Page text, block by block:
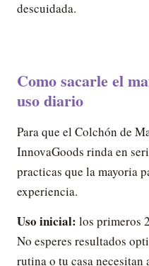
descuidada.
Como sacarle el
uso diario
Para que el Colchón de
InnovaGoods rinda en
practicas que la mayoria
experiencia.
Uso inicial: los primeros
No esperes resultados
rutina o tu casa necesitan